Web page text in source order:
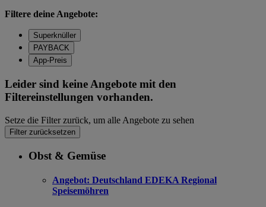
Filtere deine Angebote:
Superknüller
PAYBACK
App-Preis
Leider sind keine Angebote mit den
Filtereinstellungen vorhanden.
Setze die Filter zurück, um alle Angebote zu sehen
Filter zurücksetzen
Obst & Gemüse
Angebot: Deutschland EDEKA Regional
Speisemöhren